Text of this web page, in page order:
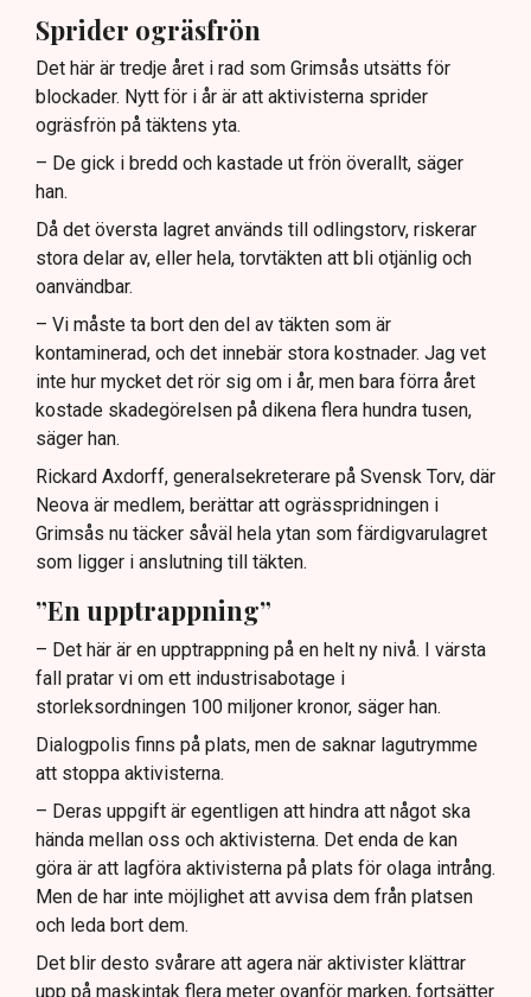
Sprider ogräsfrön
Det här är tredje året i rad som Grimsås utsätts för
blockader. Nytt för i år är att aktivisterna sprider
ogräsfrön på täktens yta.
– De gick i bredd och kastade ut frön överallt, säger
han.
Då det översta lagret används till odlingstorv, riskerar
stora delar av, eller hela, torvtäkten att bli otjänlig och
oanvändbar.
– Vi måste ta bort den del av täkten som är
kontaminerad, och det innebär stora kostnader. Jag vet
inte hur mycket det rör sig om i år, men bara förra året
kostade skadegörelsen på dikena flera hundra tusen,
säger han.
Rickard Axdorff, generalsekreterare på Svensk Torv, där
Neova är medlem, berättar att ogrässpridningen i
Grimsås nu täcker såväl hela ytan som färdigvarulagret
som ligger i anslutning till täkten.
”En upptrappning”
– Det här är en upptrappning på en helt ny nivå. I värsta
fall pratar vi om ett industrisabotage i
storleksordningen 100 miljoner kronor, säger han.
Dialogpolis finns på plats, men de saknar lagutrymme
att stoppa aktivisterna.
– Deras uppgift är egentligen att hindra att något ska
hända mellan oss och aktivisterna. Det enda de kan
göra är att lagföra aktivisterna på plats för olaga intrång.
Men de har inte möjlighet att avvisa dem från platsen
och leda bort dem.
Det blir desto svårare att agera när aktivister klättrar
upp på maskintak flera meter ovanför marken, fortsätter